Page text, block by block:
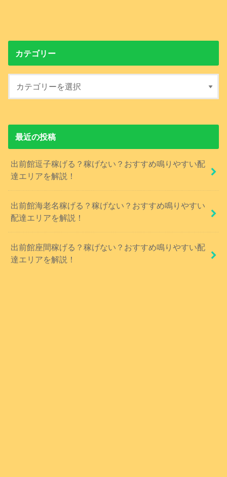
カテゴリー
最近の投稿
出前館逗子稼げる？稼げない？おすすめ鳴りやすい配
達エリアを解説！
出前館海老名稼げる？稼げない？おすすめ鳴りやすい
配達エリアを解説！
出前館座間稼げる？稼げない？おすすめ鳴りやすい配
達エリアを解説！